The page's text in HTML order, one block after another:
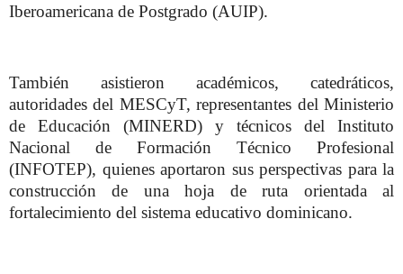
Iberoamericana de Postgrado (AUIP).
También asistieron académicos, catedráticos,
autoridades del MESCyT, representantes del Ministerio
de Educación (MINERD) y técnicos del Instituto
Nacional de Formación Técnico Profesional
(INFOTEP), quienes aportaron sus perspectivas para la
construcción de una hoja de ruta orientada al
fortalecimiento del sistema educativo dominicano.